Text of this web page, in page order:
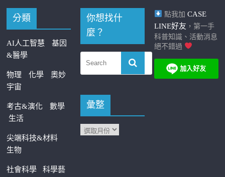
分類
AI人工智慧
基因
&醫學
物理 化學
奧妙
宇宙
考古&演化
數學
生活
尖端科技&材料
生物
社會科學科學藝
你想找什
麼？
彙整
點我加 CASE
LINE好友 ，第一手
科普知識、活動消息
絕不錯過